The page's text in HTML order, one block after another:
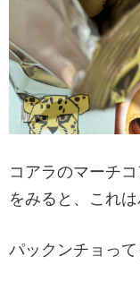
コアラのマーチ
をみると、これ
パックンチョっ